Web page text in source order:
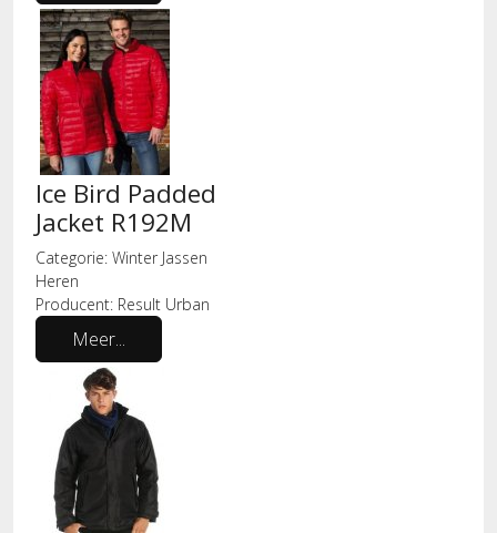
Ice Bird Padded
Jacket R192M
Categorie: Winter Jassen
Heren
Producent: Result Urban
Meer...